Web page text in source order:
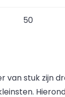
50
van stuk zijn